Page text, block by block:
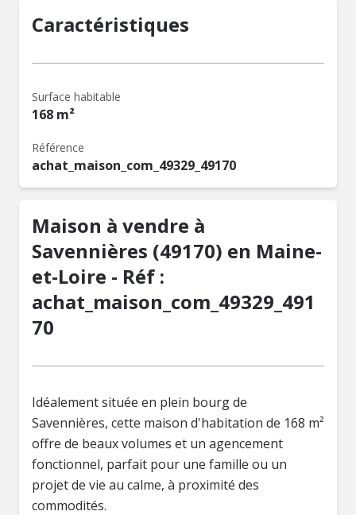
Caractéristiques
Surface habitable
168 m²
Référence
achat_maison_com_49329_49170
Maison à vendre à
Savennières (49170) en Maine-
et-Loire - Réf :
achat_maison_com_49329_491
70
Idéalement située en plein bourg de
Savennières, cette maison d'habitation de 168 m²
offre de beaux volumes et un agencement
fonctionnel, parfait pour une famille ou un
projet de vie au calme, à proximité des
commodités.